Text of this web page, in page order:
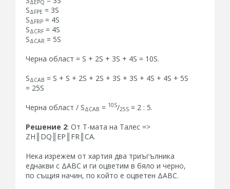
ΔEPQ
SΔFPE = 3S
SΔFRP = 4S
SΔCRF= 4S
SΔCAR = 5S
Черна област = S + 2S + 3S + 4S = 10S.
SΔCAB = S + S + 2S + 2S + 3S + 3S + 4S + 4S + 5S
= 25S
Черна област / SΔCAB = 10S/25S = 2 : 5.
Решение 2: От Т-мата на Талес =>
ZH║DQ║EP║FR║CA.
Нека изрежем от хартия два триъгълника
еднакви с ΔАВС и ги оцветим в бяло и черно,
по същия начин, по който е оцветен ΔАВС.